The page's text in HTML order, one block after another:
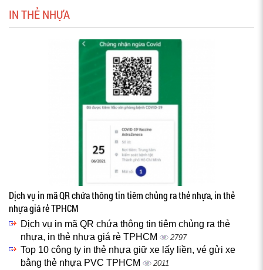
IN THẺ NHỰA
Dịch vụ in mã QR chứa thông tin tiêm chủng ra thẻ nhựa, in thẻ
nhựa giá rẻ TPHCM
Dịch vụ in mã QR chứa thông tin tiêm chủng ra thẻ
nhựa, in thẻ nhựa giá rẻ TPHCM
2797
Top 10 công ty in thẻ nhựa giữ xe lấy liền, vé gửi xe
bằng thẻ nhựa PVC TPHCM
2011